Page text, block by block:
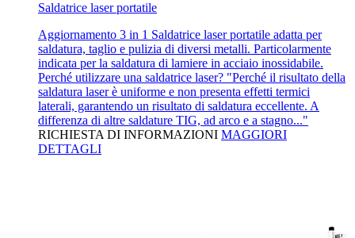
Saldatrice laser portatile
Aggiornamento 3 in 1 Saldatrice laser portatile adatta per
saldatura, taglio e pulizia di diversi metalli. Particolarmente
indicata per la saldatura di lamiere in acciaio inossidabile.
Perché utilizzare una saldatrice laser? "Perché il risultato della
saldatura laser è uniforme e non presenta effetti termici
laterali, garantendo un risultato di saldatura eccellente. A
differenza di altre saldature TIG, ad arco e a stagno..."
RICHIESTA DI INFORMAZIONI MAGGIORI
DETTAGLI